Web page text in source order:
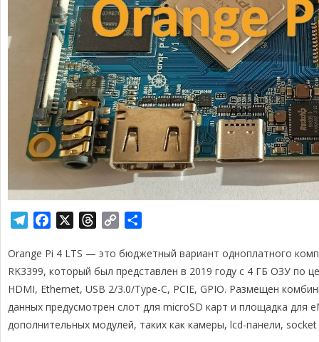
l
e
g
r
a
c
e
b
o
o
r
e
a
d
s
p
y
L
i
n
п
р
а
в
и
Orange Pi 4 LTS — это бюджетный вариант одноплатного
RK3399, который был представлен в 2019 году с 4 ГБ ОЗУ по
HDMI, Ethernet, USB 2/3.0/Type-C, PCIE, GPIO. Размещен
данных предусмотрен слот для microSD карт и площадка для
дополнительных модулей, таких как камеры, lcd-панели, socket